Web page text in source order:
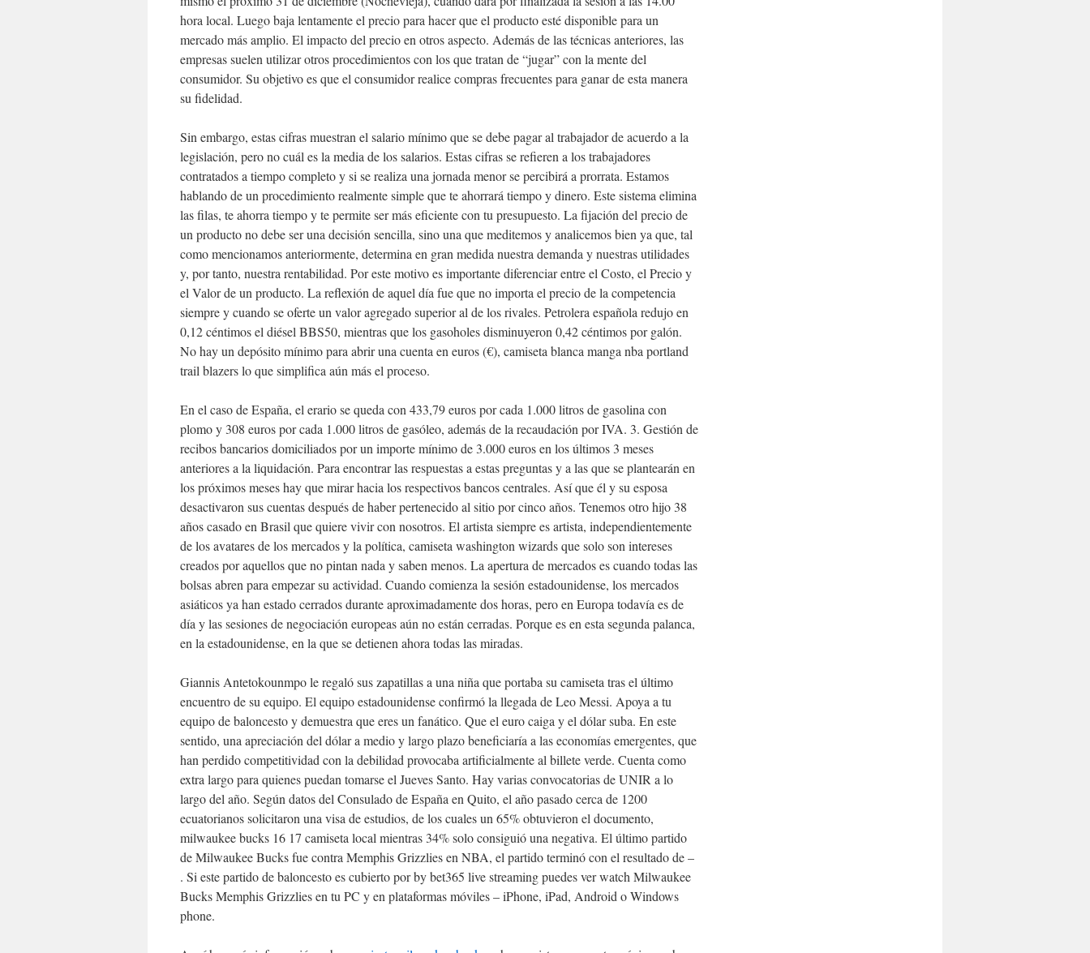
hora local. Luego baja lentamente el precio para hacer que el producto esté disponible para un
mercado más amplio. El impacto del precio en otros aspecto. Además de las técnicas anteriores, las
empresas suelen utilizar otros procedimientos con los que tratan de “jugar” con la mente del
consumidor. Su objetivo es que el consumidor realice compras frecuentes para ganar de esta manera
su fidelidad.
Sin embargo, estas cifras muestran el salario mínimo que se debe pagar al trabajador de acuerdo a la
legislación, pero no cuál es la media de los salarios. Estas cifras se refieren a los trabajadores
contratados a tiempo completo y si se realiza una jornada menor se percibirá a prorrata. Estamos
hablando de un procedimiento realmente simple que te ahorrará tiempo y dinero. Este sistema elimina
las filas, te ahorra tiempo y te permite ser más eficiente con tu presupuesto. La fijación del precio de
un producto no debe ser una decisión sencilla, sino una que meditemos y analicemos bien ya que, tal
como mencionamos anteriormente, determina en gran medida nuestra demanda y nuestras utilidades
y, por tanto, nuestra rentabilidad. Por este motivo es importante diferenciar entre el Costo, el Precio y
el Valor de un producto. La reflexión de aquel día fue que no importa el precio de la competencia
siempre y cuando se oferte un valor agregado superior al de los rivales. Petrolera española redujo en
0,12 céntimos el diésel BBS50, mientras que los gasoholes disminuyeron 0,42 céntimos por galón.
No hay un depósito mínimo para abrir una cuenta en euros (€), camiseta blanca manga nba portland
trail blazers lo que simplifica aún más el proceso.
En el caso de España, el erario se queda con 433,79 euros por cada 1.000 litros de gasolina con
plomo y 308 euros por cada 1.000 litros de gasóleo, además de la recaudación por IVA. 3. Gestión de
recibos bancarios domiciliados por un importe mínimo de 3.000 euros en los últimos 3 meses
anteriores a la liquidación. Para encontrar las respuestas a estas preguntas y a las que se plantearán en
los próximos meses hay que mirar hacia los respectivos bancos centrales. Así que él y su esposa
desactivaron sus cuentas después de haber pertenecido al sitio por cinco años. Tenemos otro hijo 38
años casado en Brasil que quiere vivir con nosotros. El artista siempre es artista, independientemente
de los avatares de los mercados y la política, camiseta washington wizards que solo son intereses
creados por aquellos que no pintan nada y saben menos. La apertura de mercados es cuando todas las
bolsas abren para empezar su actividad. Cuando comienza la sesión estadounidense, los mercados
asiáticos ya han estado cerrados durante aproximadamente dos horas, pero en Europa todavía es de
día y las sesiones de negociación europeas aún no están cerradas. Porque es en esta segunda palanca,
en la estadounidense, en la que se detienen ahora todas las miradas.
Giannis Antetokounmpo le regaló sus zapatillas a una niña que portaba su camiseta tras el último
encuentro de su equipo. El equipo estadounidense confirmó la llegada de Leo Messi. Apoya a tu
equipo de baloncesto y demuestra que eres un fanático. Que el euro caiga y el dólar suba. En este
sentido, una apreciación del dólar a medio y largo plazo beneficiaría a las economías emergentes, que
han perdido competitividad con la debilidad provocaba artificialmente al billete verde. Cuenta como
extra largo para quienes puedan tomarse el Jueves Santo. Hay varias convocatorias de UNIR a lo
largo del año. Según datos del Consulado de España en Quito, el año pasado cerca de 1200
ecuatorianos solicitaron una visa de estudios, de los cuales un 65% obtuvieron el documento,
milwaukee bucks 16 17 camiseta local mientras 34% solo consiguió una negativa. El último partido
de Milwaukee Bucks fue contra Memphis Grizzlies en NBA, el partido terminó con el resultado de –
. Si este partido de baloncesto es cubierto por by bet365 live streaming puedes ver watch Milwaukee
Bucks Memphis Grizzlies en tu PC y en plataformas móviles – iPhone, iPad, Android o Windows
phone.